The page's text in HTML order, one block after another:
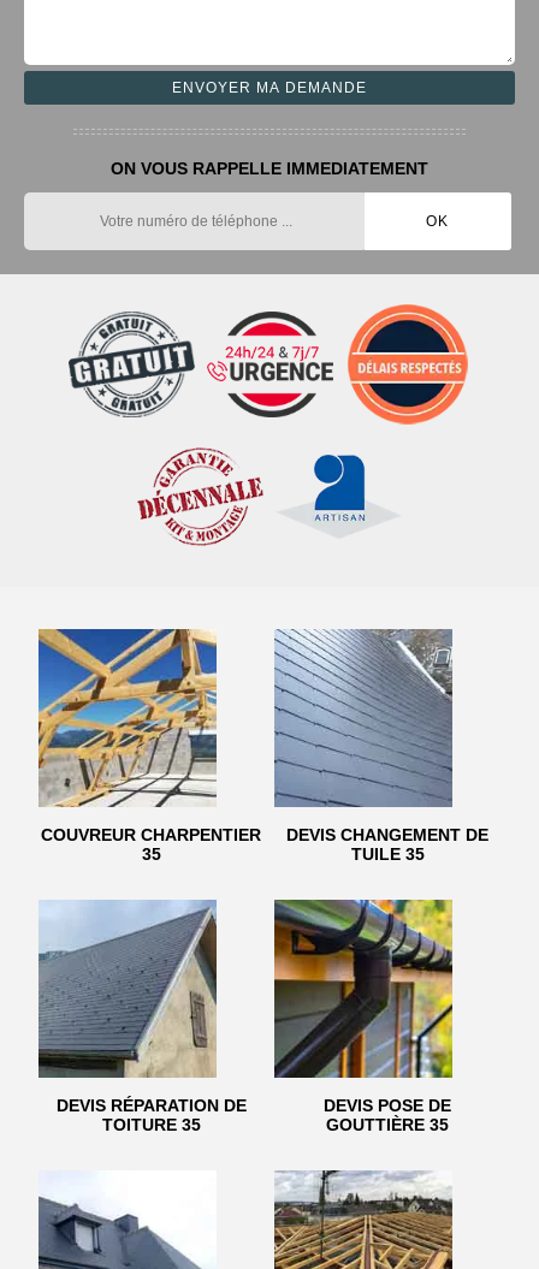
ON VOUS RAPPELLE IMMEDIATEMENT
COUVREUR CHARPENTIER
35
DEVIS CHANGEMENT DE
TUILE 35
DEVIS RÉPARATION DE
TOITURE 35
DEVIS POSE DE
GOUTTIÈRE 35